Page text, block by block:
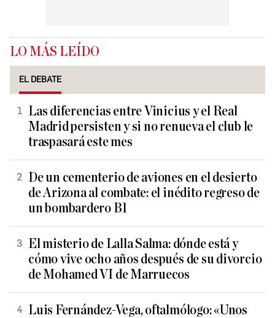
LO MÁS LEÍDO
EL DEBATE
Las diferencias entre Vinicius y el Real
Madrid persisten y si no renueva el club le
traspasará este mes
De un cementerio de aviones en el desierto
de Arizona al combate: el inédito regreso de
un bombardero B1
El misterio de Lalla Salma: dónde está y
cómo vive ocho años después de su divorcio
de Mohamed VI de Marruecos
Luis Fernández-Vega, oftalmólogo: «Unos